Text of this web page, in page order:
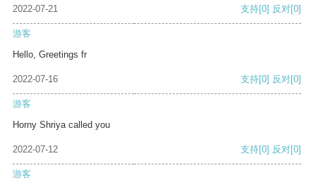
2022-07-21 支持[0] 反对[0]
游客
Hello, Greetings fr
2022-07-16 支持[0] 反对[0]
游客
Horny Shriya called you
2022-07-12 支持[0] 反对[0]
游客